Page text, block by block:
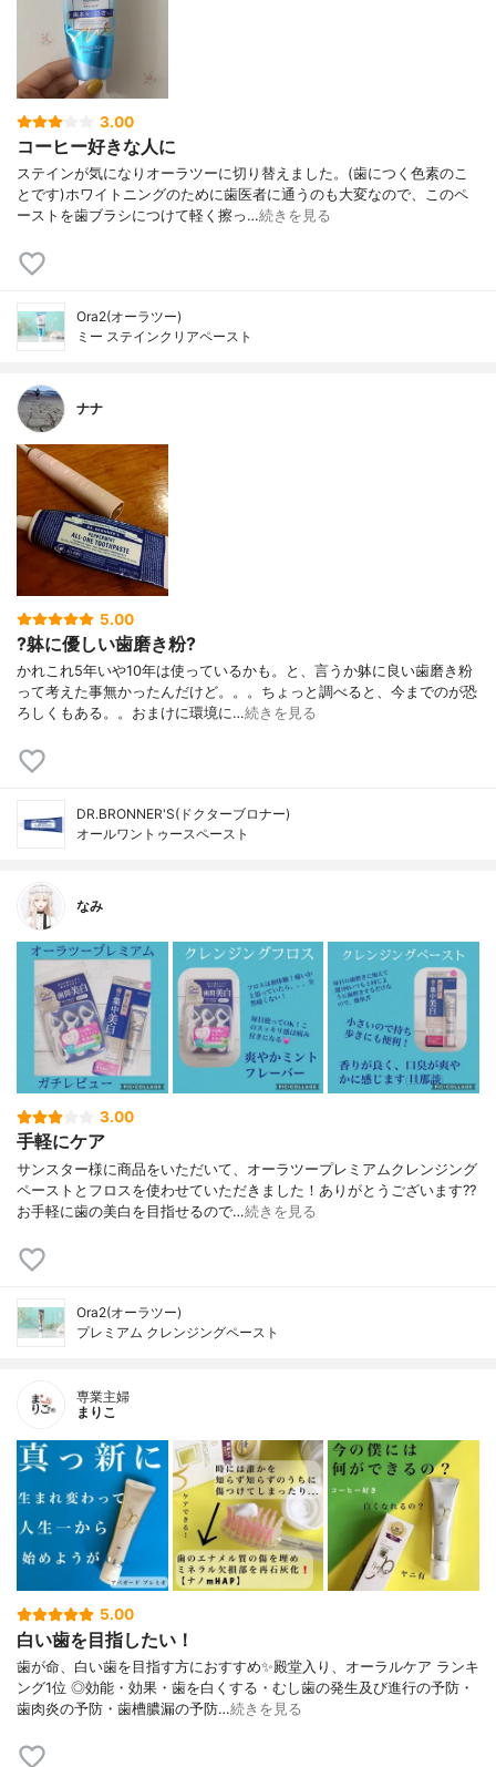
3.00
コーヒー好きな人に
ステインが気になりオーラツーに切り替えました。(歯につく色素のこ
とです)ホワイトニングのために歯医者に通うのも大変なので、このペ
ーストを歯ブラシにつけて軽く擦っ…続きを見る
Ora2(オーラツー)
ミー ステインクリアペースト
ナナ
5.00
?躰に優しい歯磨き粉?
かれこれ5年いや10年は使っているかも。と、言うか躰に良い歯磨き粉
って考えた事無かったんだけど。。。ちょっと調べると、今までのが恐
ろしくもある。。おまけに環境に…続きを見る
DR.BRONNER'S(ドクターブロナー)
オールワントゥースペースト
なみ
3.00
手軽にケア
サンスター様に商品をいただいて、オーラツープレミアムクレンジング
ペーストとフロスを使わせていただきました！ありがとうございます??
お手軽に歯の美白を目指せるので…続きを見る
Ora2(オーラツー)
プレミアム クレンジングペースト
専業主婦
まりこ
5.00
白い歯を目指したい！
歯が命、白い歯を目指す方におすすめ✨殿堂入り、オーラルケア ランキ
ング1位 ◎効能・効果・歯を白くする・むし歯の発生及び進行の予防・
歯肉炎の予防・歯槽膿漏の予防…続きを見る